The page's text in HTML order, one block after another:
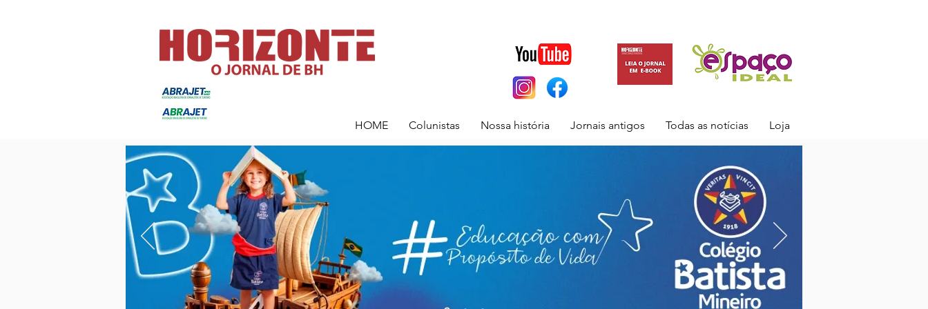
HOME Colunistas Nossa história Jornais antigos Todas as notícias Loja